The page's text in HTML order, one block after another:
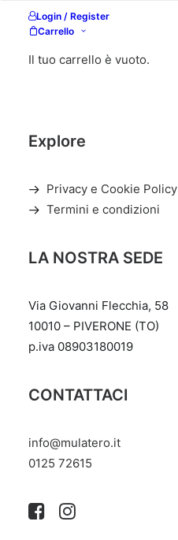
Login / Register
Carrello
Il tuo carrello è vuoto.
Explore
Privacy e Cookie Policy
Termini e condizioni
LA NOSTRA SEDE
Via Giovanni Flecchia, 58
10010 – PIVERONE (TO)
p.iva 08903180019
CONTATTACI
info@mulatero.it
‭0125 72615‬